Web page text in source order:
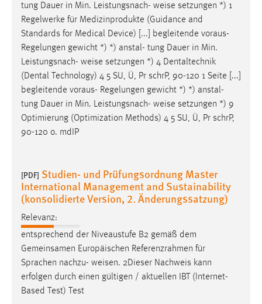
tung Dauer in Min. Leistungsnach- weise setzungen *) 1
Regelwerke für Medizinprodukte (Guidance and
Standards for Medical Device) [...] begleitende voraus-
Regelungen gewicht *) *) anstal- tung Dauer in Min.
Leistungsnach- weise setzungen *) 4 Dentaltechnik
(Dental Technology) 4 5 SU, Ü, Pr schrP, 90-120 1 Seite [...]
begleitende voraus- Regelungen gewicht *) *) anstal-
tung Dauer in Min. Leistungsnach- weise setzungen *) 9
Optimierung (Optimization Methods) 4 5 SU, Ü, Pr schrP,
90-120 o. mdIP
[PDF] Studien- und Prüfungsordnung Master
International Management and Sustainability
(konsolidierte Version, 2. Änderungssatzung)
Relevanz:
entsprechend der Niveaustufe B2 gemäß dem
Gemeinsamen Europäischen Referenzrahmen für
Sprachen nachzu- weisen. 2Dieser Nachweis kann
erfolgen durch einen gültigen / aktuellen IBT (Internet-
Based Test) Test
_pk_ref, _pk_cvar, _pk_id, _pk_ses
Zweck:
Cookie Laufzeit:
Max. 13 Monate
MARKETING
Sie tun dies, indem sie Besucher über Websites
hinweg verfolgen.
Name:
_gcl_au
Anbieter:
Google Ireland Limited